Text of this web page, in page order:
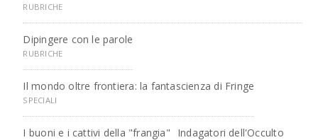
RUBRICHE
Dipingere con le parole
RUBRICHE
Il mondo oltre frontiera: la fantascienza di Fringe
SPECIALI
I buoni e i cattivi della "frangia" Indagatori dell'Occulto